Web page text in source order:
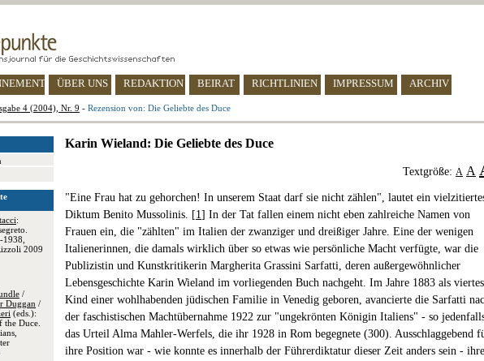
ÜBER UNS REDAKTION BEIRAT RICHTLINIEN IMPRESSUM ARCHIV
4 (2004), Nr. 9 - Rezension von: Die Geliebte des Duce
:
2009
/
Duggan /
(eds.):
the Duce.
Karin Wieland: Die Geliebte des Duce
Textgröße: A A
"Eine Frau hat zu gehorchen! In unserem Staat darf sie nicht zählen", lautet ein
Diktum Benito Mussolinis. [1] In der Tat fallen einem nicht eben zahlreiche Namen von
Frauen ein, die "zählten" im Italien der zwanziger und dreißiger Jahre. Eine der wenigen
Italienerinnen, die damals wirklich über so etwas wie persönliche Macht verfügte, war die
Publizistin und Kunstkritikerin Margherita Grassini Sarfatti, deren außergewöhnlicher
Lebensgeschichte Karin Wieland im vorliegenden Buch nachgeht. Im Jahre 1883 als viertes
Kind einer wohlhabenden jüdischen Familie in Venedig geboren, avancierte die Sarfatti
der faschistischen Machtübernahme 1922 zur "ungekrönten Königin Italiens" - so
das Urteil Alma Mahler-Werfels, die ihr 1928 in Rom begegnete (300). Ausschlaggebend
ihre Position war - wie konnte es innerhalb der Führerdiktatur dieser Zeit anders sein - ihre